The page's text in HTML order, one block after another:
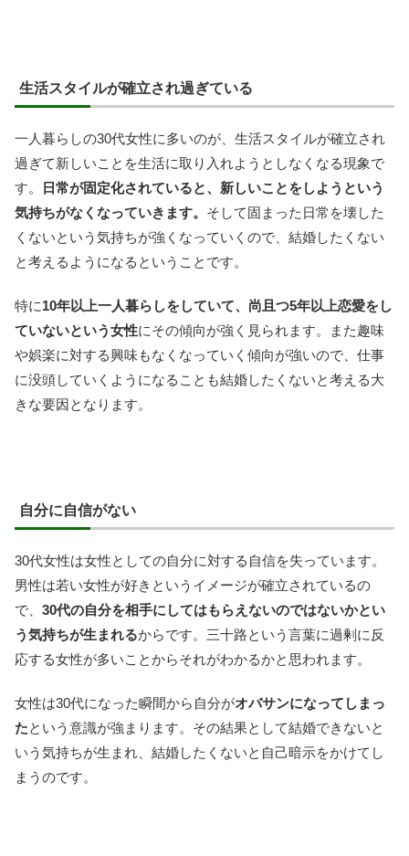
生活スタイルが確立され過ぎている
一人暮らしの30代女性に多いのが、生活スタイルが確立され
過ぎて新しいことを生活に取り入れようとしなくなる現象で
す。
日常が固定化されていると、新しいことをしようという
気持ちがなくなっていきます。 そして固まった日常を壊した
くないという気持ちが強くなっていくので、結婚したくない
と考えるようになるということです。
特に10年以上一人暮らしをしていて、尚且つ5年以上恋愛をし
ていないという女性にその傾向が強く見られます。また趣味
や娯楽に対する興味もなくなっていく傾向が強いので、仕事
に没頭していくようになることも結婚したくないと考える大
きな要因となります。
自分に自信がない
30代女性は女性としての自分に対する自信を失っています。
男性は若い女性が好きというイメージが確立されているの
で、 30代の自分を相手にしてはもらえないのではないかとい
う気持ちが生まれるからです。三十路という言葉に過剰に反
応する女性が多いことからそれがわかるかと思われます。
女性は30代になった瞬間から自分がオバサンになってしまっ
たという意識が強まります。その結果として結婚できないと
いう気持ちが生まれ、結婚したくないと自己暗示をかけてし
まうのです。